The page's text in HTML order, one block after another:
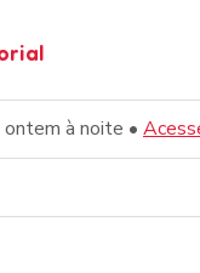
à noite •